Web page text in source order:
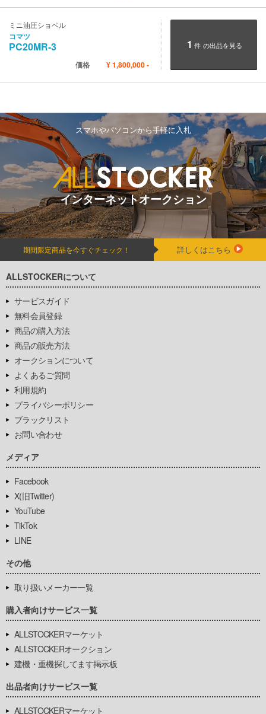
ミニ油圧ショベル
コマツ
PC20MR-3
価格 ¥1,800,000-
1 件 の出品を見る
スマホやパソコンから手軽に入札
インターネットオークション
期間限定商品を今すぐチェック！ 詳しくはこちら
ALLSTOCKERについて
サービスガイド
無料会員登録
商品の購入方法
商品の販売方法
オークションについて
よくあるご質問
利用規約
プライバシーポリシー
ブラックリスト
お問い合わせ
メディア
Facebook
X(旧Twitter)
YouTube
TikTok
LINE
その他
取り扱いメーカー一覧
購入者向けサービス一覧
ALLSTOCKERマーケット
ALLSTOCKERオークション
建機・重機探してます掲示板
出品者向けサービス一覧
ALLSTOCKERマーケット